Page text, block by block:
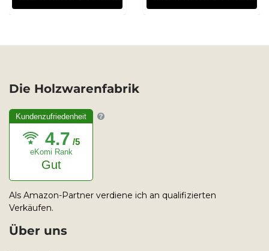
Die Holzwarenfabrik
Kundenzufriedenheit
4.7 /5
eKomi Rank
Gut
Als Amazon-Partner verdiene ich an qualifizierten
Verkäufen.
Über uns